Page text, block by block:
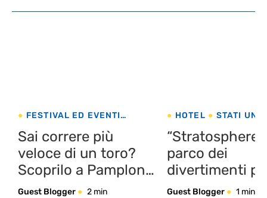
FESTIVAL ED EVENTI
Sai correre più
veloce di un toro?
Scoprilo a Pamplona
dal 6 al 14 luglio
Guest Blogger 2 min
HOTEL STATI
parco dei
divertimenti
di Las vegas…
Guest Blogger 1 min